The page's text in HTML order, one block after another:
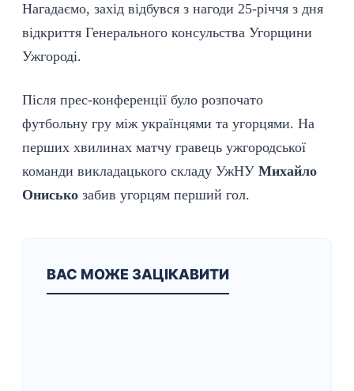
Нагадаємо, захід відбувся з нагоди 25-річчя з дня
відкриття Генерального консульства Угорщини
Ужгороді.
Після прес-конференції було розпочато
футбольну гру між українцями та угорцями. На
перших хвилинах матчу гравець ужгородської
команди викладацького складу УжНУ Михайло
Онисько забив угорцям перший гол.
ВАС МОЖЕ ЗАЦІКАВИТИ